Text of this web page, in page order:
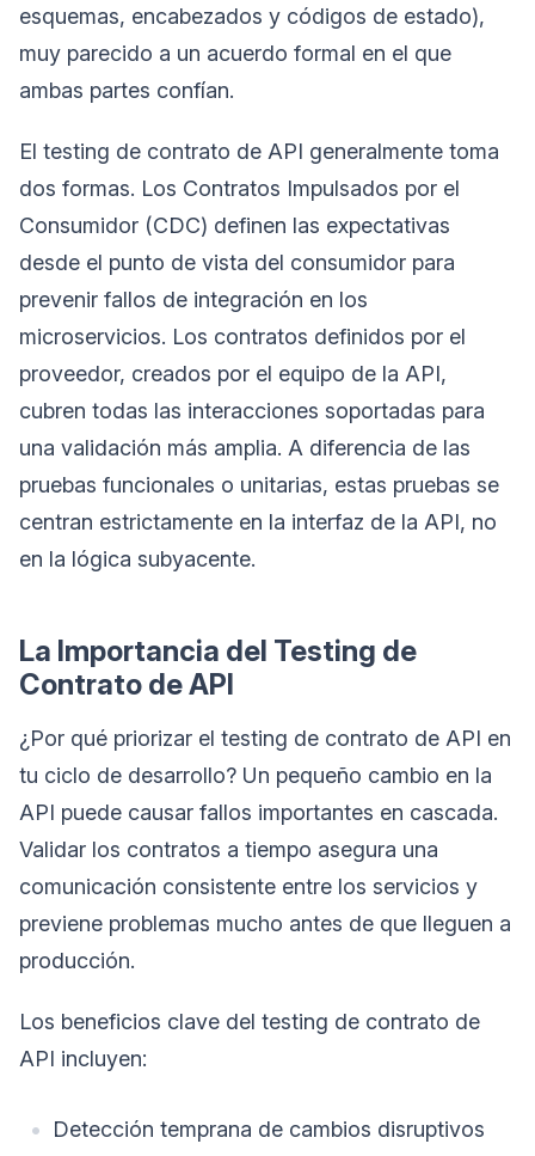
esquemas, encabezados y códigos de estado),
muy parecido a un acuerdo formal en el que
ambas partes confían.
El testing de contrato de API generalmente toma
dos formas. Los Contratos Impulsados por el
Consumidor (CDC) definen las expectativas
desde el punto de vista del consumidor para
prevenir fallos de integración en los
microservicios. Los contratos definidos por el
proveedor, creados por el equipo de la API,
cubren todas las interacciones soportadas para
una validación más amplia. A diferencia de las
pruebas funcionales o unitarias, estas pruebas se
centran estrictamente en la interfaz de la API, no
en la lógica subyacente.
La Importancia del Testing de
Contrato de API
¿Por qué priorizar el testing de contrato de API en
tu ciclo de desarrollo? Un pequeño cambio en la
API puede causar fallos importantes en cascada.
Validar los contratos a tiempo asegura una
comunicación consistente entre los servicios y
previene problemas mucho antes de que lleguen a
producción.
Los beneficios clave del testing de contrato de
API incluyen:
Detección temprana de cambios disruptivos